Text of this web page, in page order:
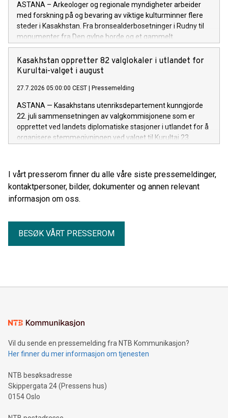
ASTANA – Arkeologer og regionale myndigheter arbeider
med forskning på og bevaring av viktige kulturminner flere
steder i Kasakhstan. Fra bronsealderbosetninger i Rudny til
monumenter fra Den gylne horde og et gammelt
handelsknutepunkt ved Det kaspiske hav, gir arbeidet ny
kunnskap om landets arkeologiske arv og bidrar til langsiktig
bevaring.
Kasakhstan oppretter 82 valglokaler i utlandet for
Kurultai-valget i august
27.7.2026 05:00:00 CEST Pressemelding
ASTANA — Kasakhstans utenriksdepartement kunngjorde
22. juli sammensetningen av valgkommisjonene som er
opprettet ved landets diplomatiske stasjoner i utlandet for å
organisere stemmegivningen ved valget til Kurultai 23.
I vårt presserom finner du alle våre siste pressemeldinger,
kontaktpersoner, bilder, dokumenter og annen relevant
informasjon om oss.
BESØK VÅRT PRESSEROM
Vil du sende en pressemelding fra NTB Kommunikasjon?
Her finner du mer informasjon om tjenesten
NTB besøksadresse
Skippergata 24 (Pressens hus)
0154 Oslo